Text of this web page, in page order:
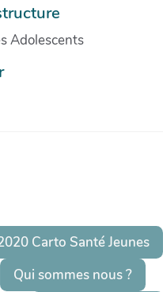
Adolescents
Carto Santé Jeunes
Qui sommes nous ?